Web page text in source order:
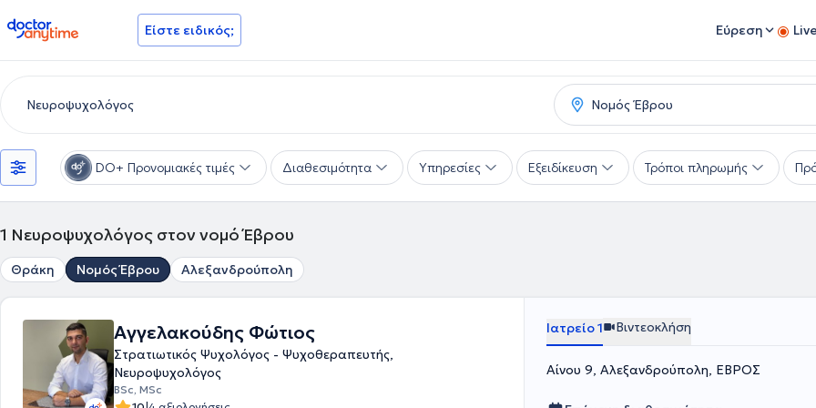
doctoranytime Είστε ειδικός; Εύρεση
DO+ Προνομιακές τιμές Διαθεσιμότητα Υπηρεσίες Εξειδίκευση Τρόποι πληρωμής
1 Νευροψυχολόγος στον νομό Έβρου
Θράκη Νομός Έβρου Αλεξανδρούπολη
Αγγελακούδης Φώτιος
Στρατιωτικός Ψυχολόγος - Ψυχοθεραπευτής,
Νευροψυχολόγος
BSc, MSc
Ιατρείο 1 Βιντεοκλήση
Αίνου 9, Αλεξανδρούπολη, ΕΒΡΟΣ